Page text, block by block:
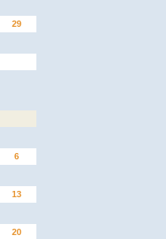
29
6
13
20